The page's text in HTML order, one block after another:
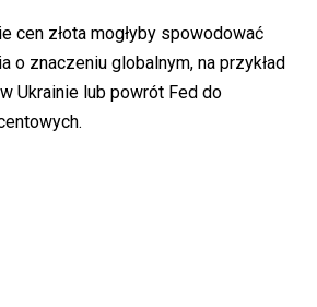
cen złota mogłyby spowodować
o znaczeniu globalnym, na przykład
Ukrainie lub powrót Fed do